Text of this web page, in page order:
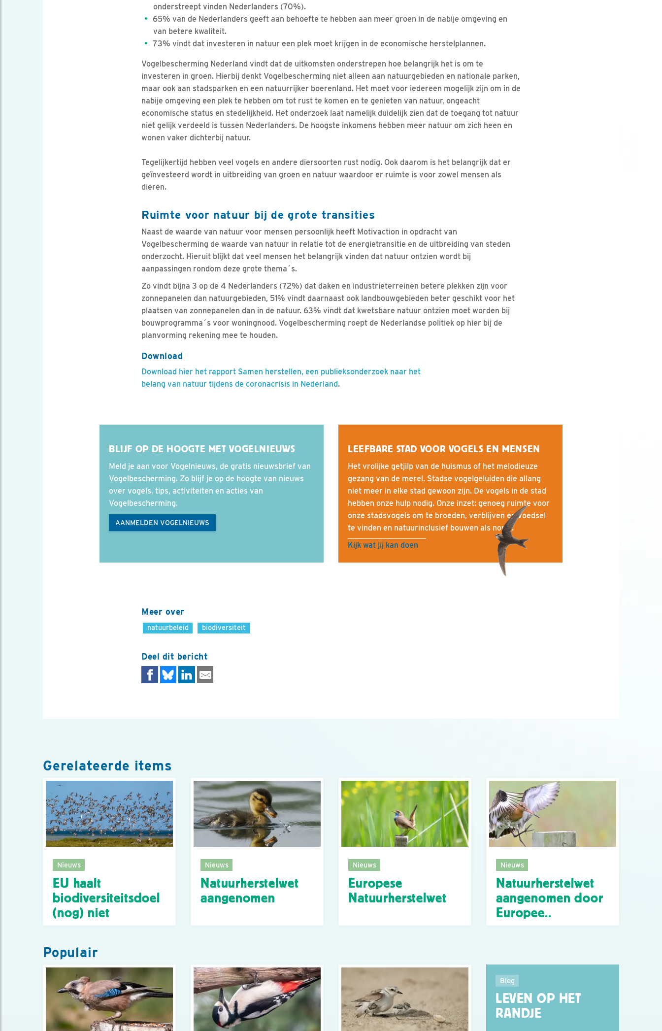
onderstreept vinden Nederlanders (70%).
65% van de Nederlanders geeft aan behoefte te hebben aan meer groen in de nabije omgeving en
van betere kwaliteit.
73% vindt dat investeren in natuur een plek moet krijgen in de economische herstelplannen.
Vogelbescherming Nederland vindt dat de uitkomsten onderstrepen hoe belangrijk het is om te
investeren in groen. Hierbij denkt Vogelbescherming niet alleen aan natuurgebieden en nationale parken,
maar ook aan stadsparken en een natuurrijker boerenland. Het moet voor iedereen mogelijk zijn om in de
nabije omgeving een plek te hebben om tot rust te komen en te genieten van natuur, ongeacht
economische status en stedelijkheid. Het onderzoek laat namelijk duidelijk zien dat de toegang tot natuur
niet gelijk verdeeld is tussen Nederlanders. De hoogste inkomens hebben meer natuur om zich heen en
wonen vaker dichterbij natuur.
Tegelijkertijd hebben veel vogels en andere diersoorten rust nodig. Ook daarom is het belangrijk dat er
geïnvesteerd wordt in uitbreiding van groen en natuur waardoor er ruimte is voor zowel mensen als
dieren.
Ruimte voor natuur bij de grote transities
Naast de waarde van natuur voor mensen persoonlijk heeft Motivaction in opdracht van
Vogelbescherming de waarde van natuur in relatie tot de energietransitie en de uitbreiding van steden
onderzocht. Hieruit blijkt dat veel mensen het belangrijk vinden dat natuur ontzien wordt bij
aanpassingen rondom deze grote thema´s.
Zo vindt bijna 3 op de 4 Nederlanders (72%) dat daken en industrieterreinen betere plekken zijn voor
zonnepanelen dan natuurgebieden, 51% vindt daarnaast ook landbouwgebieden beter geschikt voor het
plaatsen van zonnepanelen dan in de natuur. 63% vindt dat kwetsbare natuur ontzien moet worden bij
bouwprogramma´s voor woningnood. Vogelbescherming roept de Nederlandse politiek op hier bij de
planvorming rekening mee te houden.
Download
Download hier het rapport Samen herstellen, een publieksonderzoek naar het
belang van natuur tijdens de coronacrisis in Nederland.
BLIJF OP DE HOOGTE MET VOGELNIEUWS
Meld je aan voor Vogelnieuws, de gratis nieuwsbrief van
Vogelbescherming. Zo blijf je op de hoogte van nieuws
over vogels, tips, activiteiten en acties van
Vogelbescherming.
AANMELDEN VOGELNIEUWS
LEEFBARE STAD VOOR VOGELS EN MENSEN
Het vrolijke getjilp van de huismus of het melodieuze
gezang van de merel. Stadse vogelgeluiden die allang
niet meer in elke stad gewoon zijn. De vogels in de stad
hebben onze hulp nodig. Onze inzet: genoeg ruimte voor
onze stadsvogels om te broeden, verblijven en voedsel
te vinden en natuurinclusief bouwen als norm.
Kijk wat jij kan doen
Meer over
natuurbeleid biodiversiteit
Deel dit bericht
Gerelateerde items
Nieuws
EU haalt
biodiversiteitsdoel
(nog) niet
Nieuws
Natuurherstelwet
aangenomen
Nieuws
Europese
Natuurherstelwet
Nieuws
Natuurherstelwet
aangenomen door
Europee..
Populair
Blog
LEVEN OP HET
RANDJE